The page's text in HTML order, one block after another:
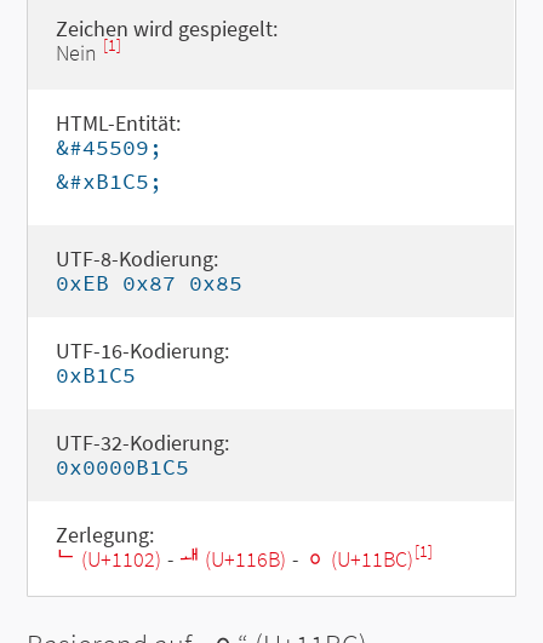
Zeichen wird gespiegelt:
Nein [1]
HTML-Entität:
&#45509;
&#xB1C5;
UTF-8-Kodierung:
0xEB 0x87 0x85
UTF-16-Kodierung:
0xB1C5
UTF-32-Kodierung:
0x0000B1C5
Zerlegung:
ᄂ (U+1102) - ᅫ (U+116B) - ᆼ (U+11BC)[1]